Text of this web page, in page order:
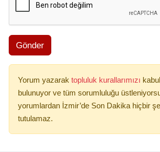
Gönder
Yorum yazarak topluluk kurallarımızı
bulunuyor ve tüm sorumluluğu
yorumlardan İzmir’de Son Dakika hiçbir
tutulamaz.